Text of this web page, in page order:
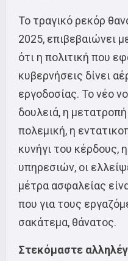
Το τραγικό ρεκόρ
2025, επιβεβαιώνει
ότι η πολιτική που
κυβερνήσεις δίνει
εργοδοσίας. Το νέο
δουλειά, η
πολεμική, η
κυνήγι του κέρδους,
υπηρεσιών, οι
μέτρα ασφαλείας
που για τους
σακάτεμα, θάνατος.
Στεκόμαστε